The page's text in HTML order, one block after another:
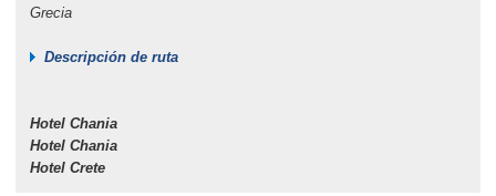
Grecia
Descripción de ruta
Hotel Chania
Hotel Chania
Hotel Crete